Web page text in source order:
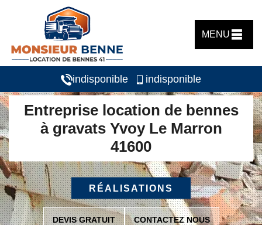
MENU
indisponible indisponible
Entreprise location de bennes
à gravats Yvoy Le Marron
41600
RÉALISATIONS
DEVIS GRATUIT CONTACTEZ NOUS